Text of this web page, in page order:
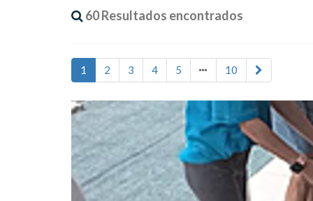
60 Resultados encontrados
1 2 3 4 5 10